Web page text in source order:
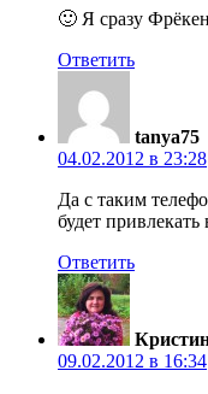
🙂 Я сразу
Ответить
tanya75
04.02.2012 в 23:28
Да с таким
будет
Ответить
09.02.2012 в 16:34